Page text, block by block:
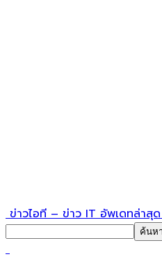
ข่าวไอที – ข่าว IT อัพเดทล่าสุ